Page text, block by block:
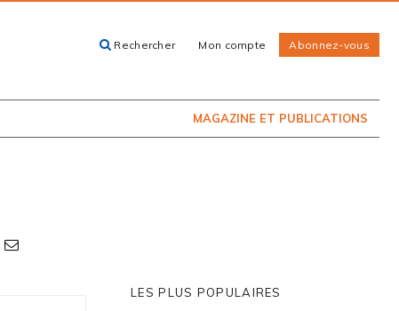
Rechercher Mon compte Abonnez-vous
MAGAZINE ET PUBLICATIONS
EN KIOSQUE
LES PLUS POPULAIRES